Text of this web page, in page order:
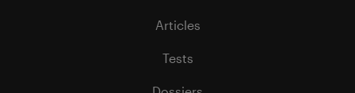
Articles
Tests